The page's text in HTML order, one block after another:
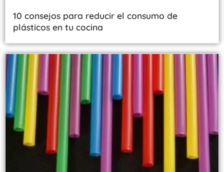
10 consejos para reducir el consumo de
plásticos en tu cocina